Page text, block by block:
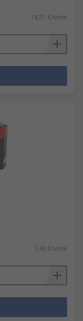
18,51 €/unité
7,43 €/unité